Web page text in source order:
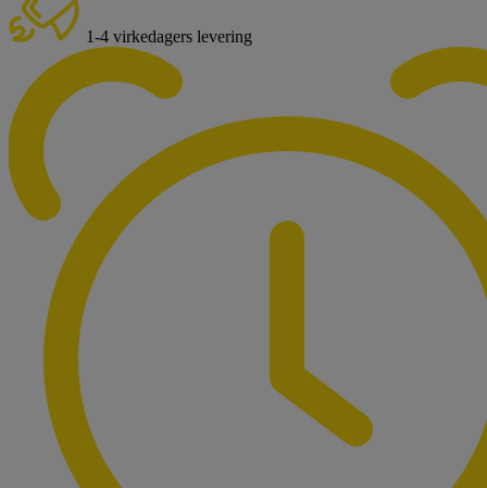
1-4 virkedagers levering